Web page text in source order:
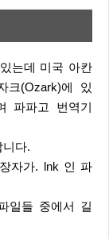
크(Ozark)에 있
파파고 번역기
니다.
자가. lnk 인 파
일들 중에서 길